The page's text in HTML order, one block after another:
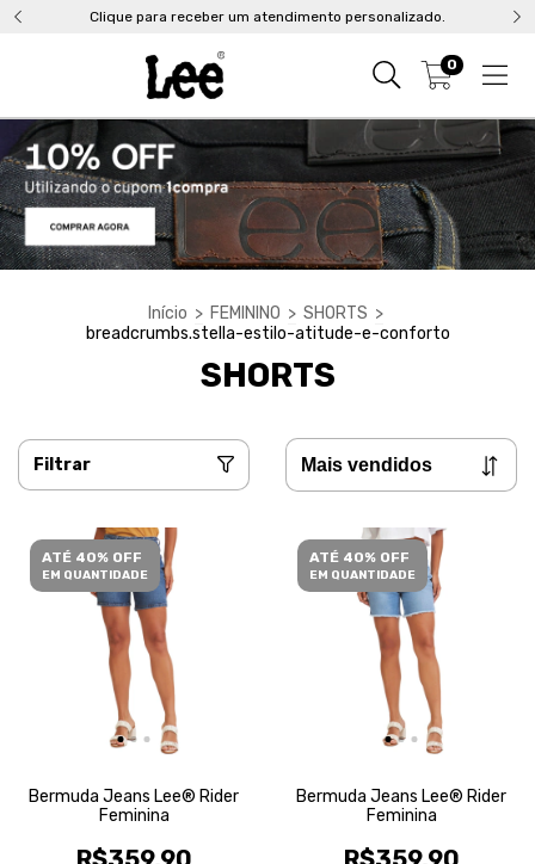
Clique para receber um atendimento personalizado.
0
Início > FEMININO > SHORTS >
breadcrumbs.stella-estilo-atitude-e-conforto
SHORTS
Filtrar
ATÉ 40% OFF
EM QUANTIDADE
Bermuda Jeans Lee® Rider
Feminina
ATÉ 40% OFF
EM QUANTIDADE
Bermuda Jeans Lee® Rider
Feminina